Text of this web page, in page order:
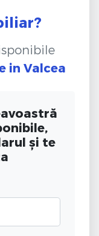
in Valcea
și te